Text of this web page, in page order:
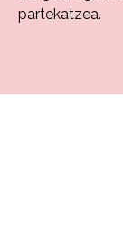
partekatzea.